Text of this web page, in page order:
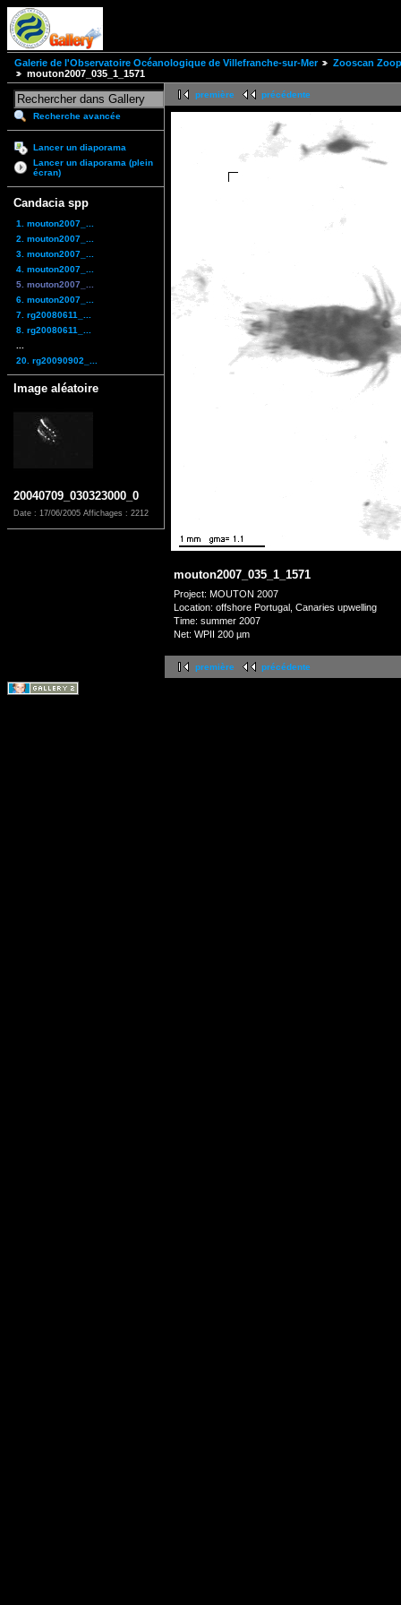
Galerie de l'Observatoire Océanologique de Villefranche-sur-Mer
Zooscan
mouton2007_035_1_1571
Recherche avancée
Lancer un diaporama
Lancer un diaporama (plein
écran)
Candacia spp
1. mouton2007_...
2. mouton2007_...
3. mouton2007_...
4. mouton2007_...
5. mouton2007_...
6. mouton2007_...
7. rg20080611_...
8. rg20080611_...
20. rg20090902_...
Image aléatoire
20040709_030323000_0
Date : 17/06/2005 Affichages : 2212
première précédente
mouton2007_035_1_1571
Project: MOUTON 2007
Location: offshore Portugal, Canaries upwelling
Time: summer 2007
Net: WPII 200 µm
première précédente